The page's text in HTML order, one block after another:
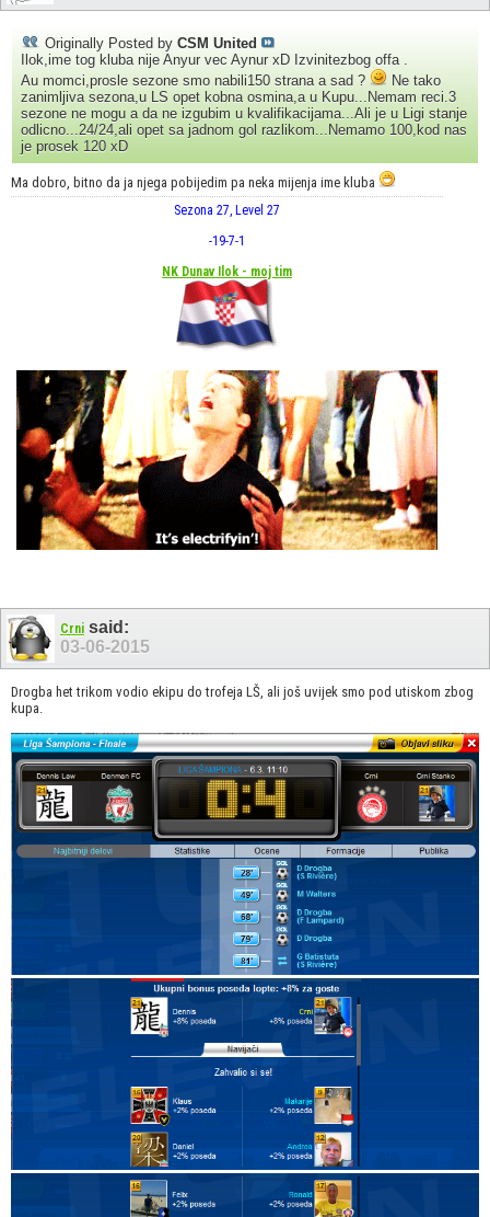
Originally Posted by CSM United
Ilok,ime tog kluba nije Anyur vec Aynur xD Izvinitezbog offa .
Au momci,prosle sezone smo nabili150 strana a sad ?
Ne tako
zanimljiva sezona,u LS opet kobna osmina,a u Kupu...Nemam reci.3
sezone ne mogu a da ne izgubim u kvalifikacijama...Ali je u Ligi stanje
odlicno...24/24,ali opet sa jadnom gol razlikom...Nemamo 100,kod nas
je prosek 120 xD
Ma dobro, bitno da ja njega pobijedim pa neka mijenja ime kluba
Sezona 27, Level 27
-19-7-1
NK Dunav Ilok - moj tim
Crni said:
03-06-2015
Drogba het trikom vodio ekipu do trofeja LŠ, ali još uvijek smo pod utiskom zbog
kupa.